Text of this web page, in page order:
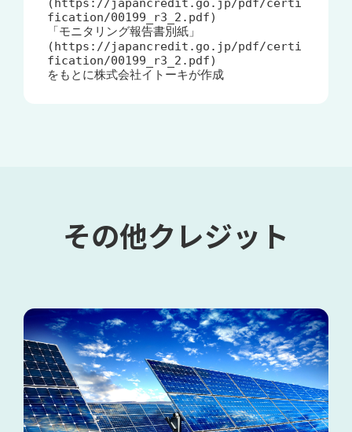
fication/00199_r3_2.pdf)
「モニタリング報告書別紙」
(https://japancredit.go.jp/pdf/certi
fication/00199_r3_2.pdf)
をもとに株式会社イトーキが作成
その他クレジット